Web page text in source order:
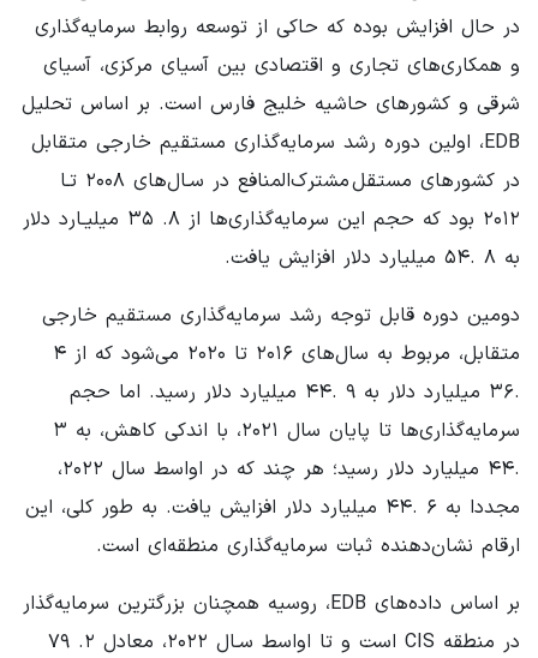
در حال افزایش بوده که حاکی از توسعه روابط سرمایه‌گذاری
و همکاری‌های تجاری و اقتصادی بین آسیای مرکزی، آسیای
شرقی و کشورهای حاشیه خلیج فارس است. بر اساس تحلیل
EDB، اولین دوره رشد سرمایه‌گذاری مستقیم خارجی متقابل
در کشورهای مستقل مشترک‌المنافع در سـال‌های ۲۰۰۸ تـا
۲۰۱۲ بود که حجم این سرمایه‌گذاری‌ها از ۸. ۳۵ میلیـارد دلار
به ۸ .۵۴ میلیارد دلار افزایش یافت.
دومین دوره قابل توجه رشد سرمایه‌گذاری مستقیم خارجی
متقابل، مربوط به سال‌های ۲۰۱۶ تا ۲۰۲۰ می‌شود که از ۴
.۳۶ میلیارد دلار به ۹ .۴۴ میلیارد دلار رسید. اما حجم
سرمایه‌گذاری‌ها تا پایان سال ۲۰۲۱، با اندکی کاهش، به ۳
.۴۴ میلیارد دلار رسید؛ هر چند که در اواسط سال ۲۰۲۲،
مجددا به ۶ .۴۴ میلیارد دلار افزایش یافت. به طور کلی، این
ارقام نشان‌دهنده ثبات سرمایه‌گذاری منطقه‌ای است.
بر اساس داده‌های EDB، روسیه همچنان بزرگترین سرمایه‌گذار
در منطقه CIS است و تا اواسط سـال ۲۰۲۲، معادل ۲. ۷۹